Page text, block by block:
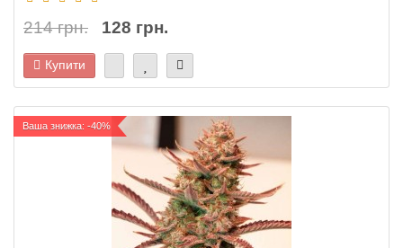
214 грн. 128 грн.
Купити
Ваша знижка: -40%